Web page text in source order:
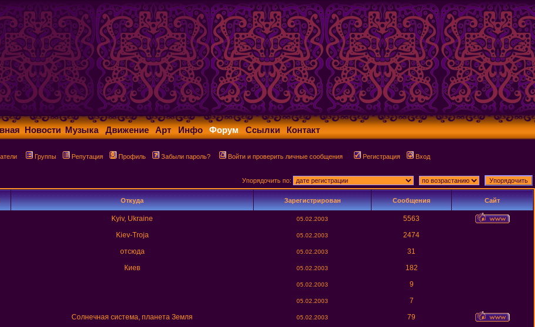
Новости Музыка Движение Арт Инфо Форум Ссылки Контакт
Группы Репутация Профиль Забыли пароль? Войти и проверить личные сообщения Регистрация Вход
Упорядочить по:
Откуда Зарегистрирован Сообщения Сайт
Kyiv, Ukraine 05.02.2003
5563
Kiev-Troja 05.02.2003
2474
отсюда 05.02.2003
31
Киев 05.02.2003
182
05.02.2003
9
05.02.2003
7
Солнечная система, планета Земля 05.02.2003
79